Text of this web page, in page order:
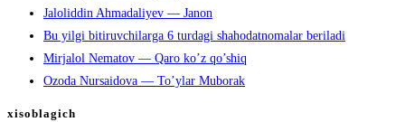
Jaloliddin Ahmadaliyev — Janon
Bu yilgi bitiruvchilarga 6 turdagi shahodatnomalar beriladi
Mirjalol Nematov — Qaro ko’z qo’shiq
Ozoda Nursaidova — To’ylar Muborak
xisoblagich